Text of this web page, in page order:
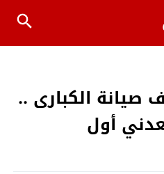
صيانة الكبارى ..
أول